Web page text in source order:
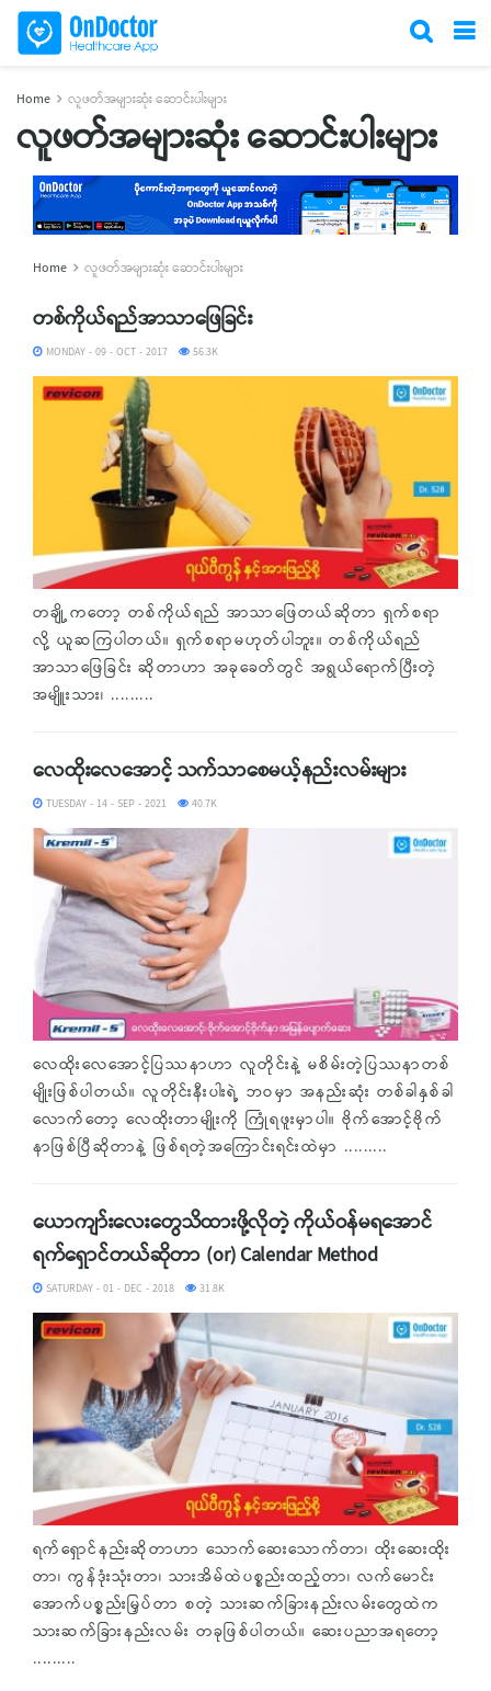
Home လူဖတ်အများဆုံး ဆောင်းပါးများ
လူဖတ်အများဆုံး ဆောင်းပါးများ
Home လူဖတ်အများဆုံး ဆောင်းပါးများ
တစ်ကိုယ်ရည်အာသာဖြေခြင်း
MONDAY - 09 - OCT - 2017 56.3K
တချို့ကတော့ တစ်ကိုယ်ရည် အာသာဖြေတယ်ဆိုတာ ရှက်စရာ
လို့ ယူဆကြပါတယ်။ ရှက်စရာမဟုတ်ပါဘူး။ တစ်ကိုယ်ရည်
အာသာဖြေခြင်း ဆိုတာဟာ အခုခေတ်တွင် အရွယ်ရောက်ပြီးတဲ့
အမျိူးသား၊ .........
လေထိုးလေအောင့် သက်သာစေမယ့်နည်းလမ်းများ
TUESDAY - 14 - SEP - 2021 40.7K
လေထိုးလေအောင့်ပြဿနာဟာ လူတိုင်းနဲ့ မစိမ်းတဲ့ပြဿနာတစ်
မျိုးဖြစ်ပါတယ်။ လူတိုင်းနီးပါးရဲ့ ဘဝမှာ အနည်းဆုံး တစ်ခါနှစ်ခါ
လောက်တော့ လေထိုးတာမျိုးကို ကြုံရဖူးမှာပါ။ ဗိုက်အောင့်ဗိုက်
နာဖြစ်ပြီဆိုတာနဲ့ ဖြစ်ရတဲ့အကြောင်းရင်းထဲမှာ .........
ယောကျာ်းလေးတွေသိထားဖို့လိုတဲ့ ကိုယ်ဝန်မရအောင်
ရက်ရှောင်တယ်ဆိုတာ (or) Calendar Method
SATURDAY - 01 - DEC - 2018 31.8K
ရက်ရှောင်နည်းဆိုတာဟာ သောက်ဆေးသောက်တာ၊ ထိုးဆေးထိုး
တာ၊ ကွန်ဒုံးသုံးတာ၊ သားအိမ်ထဲပစ္စည်းထည့်တာ၊ လက်မောင်း
အောက်ပစ္စည်းမြှပ်တာ စတဲ့ သားဆက်ခြားနည်းလမ်းတွေထဲက
သားဆက်ခြားနည်းလမ်း တခုဖြစ်ပါတယ်။ ဆေးပညာအရတော့
.........